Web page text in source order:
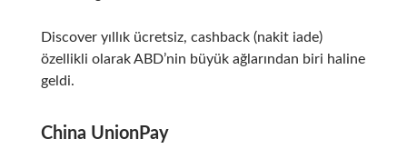
Discover yıllık ücretsiz, cashback (nakit iade)
özellikli olarak ABD’nin büyük ağlarından biri haline
geldi.
China UnionPay